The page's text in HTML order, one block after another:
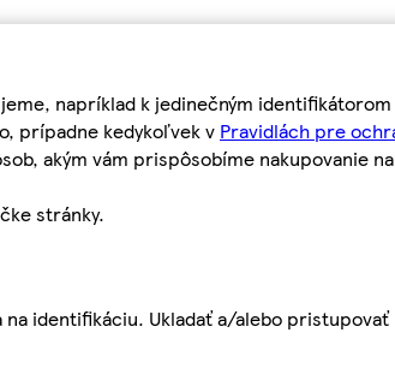
napríklad k jedinečným
prípadne kedykoľvek v Pravidlách pre
akým vám prispôsobíme nakupovanie
stránky.
identifikáciu. Ukladať a/alebo